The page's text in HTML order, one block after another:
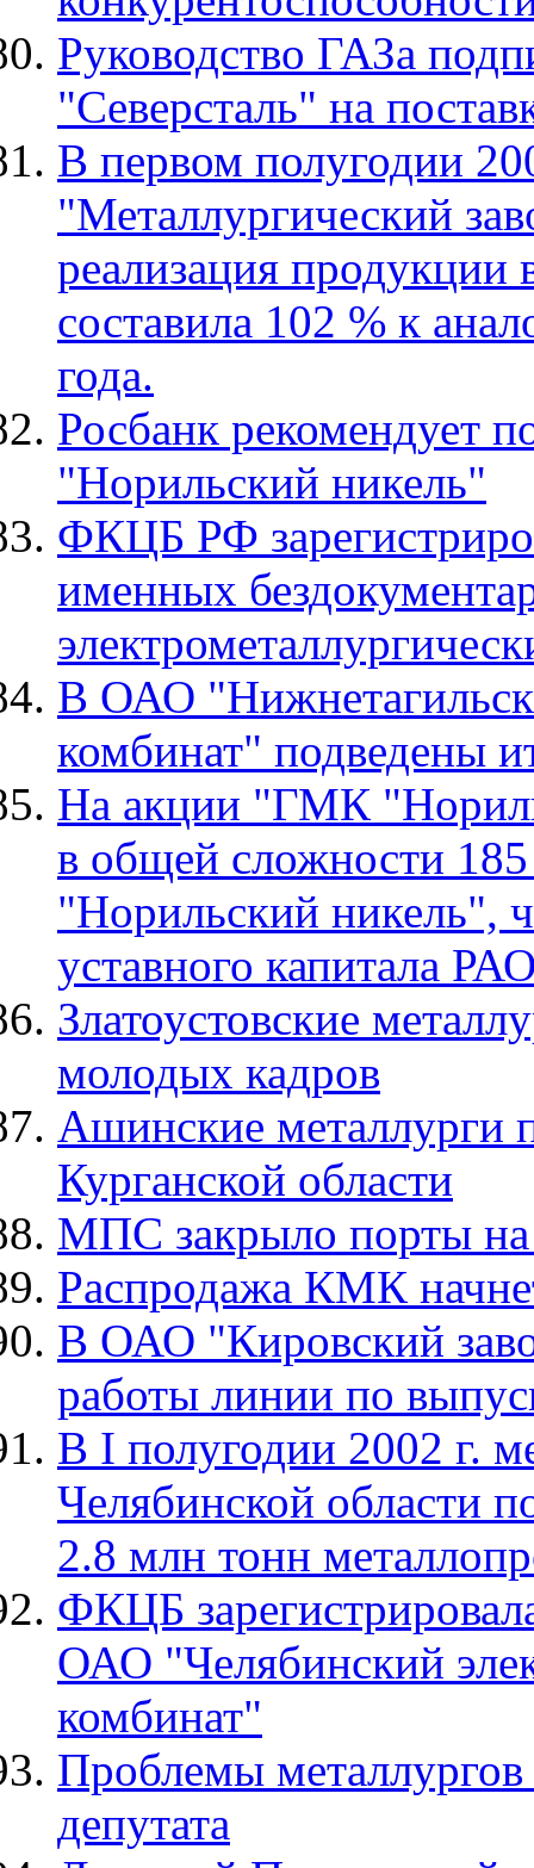
Руководство ГАЗа
"Северсталь" на
В первом полугодии
"Металлургический
реализация продукции
составила 102 % к
года.
Росбанк рекомендует
"Норильский никель"
ФКЦБ РФ
именных
В ОАО
комбинат" подведены
На акции "ГМК
в общей сложности
"Норильский никель",
уставного капитала
Златоустовские
молодых кадров
Ашинские металлурги
Курганской области
МПС закрыло порты
Распродажа КМК
В ОАО "Кировский
работы линии по
В I полугодии 2002 г.
Челябинской области
2.8 млн тонн
ФКЦБ
ОАО "Челябинский
комбинат"
Проблемы металлургов
депутата